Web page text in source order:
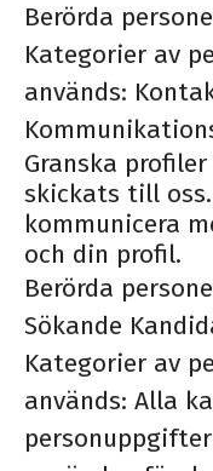
Berörda
Kategorier av
används:
Granska
skickats till
kommunicera
och din profil.
Berörda
Sökande
Kategorier av
används: Alla